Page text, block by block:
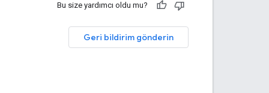
Bu size yardımcı oldu mu?
Geri bildirim gönderin